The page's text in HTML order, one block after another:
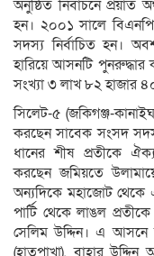
অনুষ্ঠিত নির্বাচনে
হন। ২০০১ সালে
সদস্য নির্বাচিত হন।
হারিয়ে আসনটি
সংখ্যা ৩ লাখ ৮২ হাজার
সিলেট-৫ (জকিগঞ্জ-
করছেন সাবেক সংসদ
ধানের শীষ প্রতীকে
করছেন জমিয়তে
অন্যদিকে মহাজোট থেকে
পার্টি থেকে লাঙল প্রতীকে
সেলিম উদ্দিন। এ আসনে